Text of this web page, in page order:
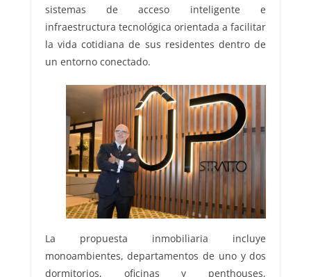
sistemas de acceso inteligente e
infraestructura tecnológica orientada a facilitar
la vida cotidiana de sus residentes dentro de
un entorno conectado.
La propuesta inmobiliaria incluye
monoambientes, departamentos de uno y dos
dormitorios, oficinas y penthouses,